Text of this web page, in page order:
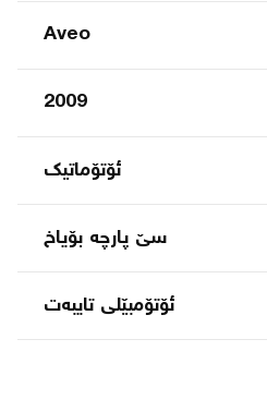
Aveo
2009
ئۆتۆماتیک
سێ پارچە بۆیاخ
ئۆتۆمبێلی تایبه‌ت